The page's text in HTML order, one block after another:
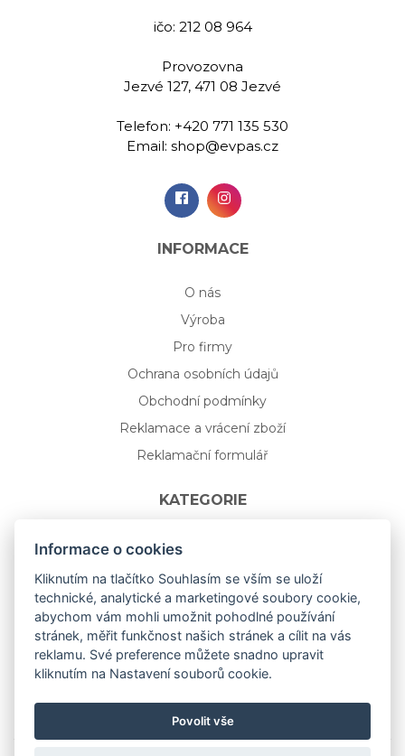
ičo: 212 08 964
Provozovna
Jezvé 127, 471 08 Jezvé
Telefon: +420 771 135 530
Email: shop@evpas.cz
INFORMACE
O nás
Výroba
Pro firmy
Ochrana osobních údajů
Obchodní podmínky
Reklamace a vrácení zboží
Reklamační formulář
KATEGORIE
Nápojové sklo
Bydlení
Dárkový poukaz na míru
Mystery box
Kolekce
NOVÁ rozkvetlá KOLEKCE 🌸🌼
Informace o cookies
Kliknutím na tlačítko Souhlasím se vším se uloží
technické, analytické a marketingové soubory cookie,
abychom vám mohli umožnit pohodlné používání
stránek, měřit funkčnost našich stránek a cílit na vás
reklamu. Své preference můžete snadno upravit
kliknutím na Nastavení souborů cookie.
Povolit vše